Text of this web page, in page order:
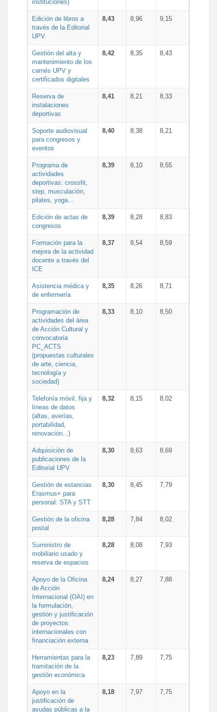
instituciones)
Edición de libros a
través de la Editorial
UPV
8,43 8,96 9,15
Gestión del alta y
mantenimiento de los
carnés UPV y
certificados digitales
8,42 8,35 8,43
Reserva de
instalaciones
deportivas
8,41 8,21 8,33
Soporte audiovisual
para congresos y
eventos
8,40 8,38 8,21
Programa de
actividades
deportivas: crossfit,
step, musculación,
pilates, yoga...
8,39 8,10 8,55
Edición de actas de
congresos
8,39 8,28 8,83
Formación para la
mejora de la actividad
docente a través del
ICE
8,37 8,54 8,59
Asistencia médica y
de enfermería
8,35 8,26 8,71
Programación de
actividades del área
de Acción Cultural y
convocatoria
PC_ACTS
(propuestas culturales
de arte, ciencia,
tecnología y
sociedad)
8,33 8,10 8,50
Telefonía móvil, fija y
líneas de datos
(altas, averías,
portabilidad,
renovación...)
8,32 8,15 8,02
Adquisición de
publicaciones de la
Editorial UPV
8,30 8,63 8,69
Gestión de estancias
Erasmus+ para
personal: STA y STT
8,30 8,45 7,79
Gestión de la oficina
postal
8,28 7,84 8,02
Suministro de
mobiliario usado y
reserva de espacios
8,28 8,08 7,93
Apoyo de la Oficina
de Acción
Internacional (OAI) en
la formulación,
gestión y justificación
de proyectos
internacionales con
financiación externa
8,24 8,27 7,88
Herramientas para la
tramitación de la
gestión económica
8,23 7,89 7,75
Apoyo en la
justificación de
ayudas públicas a la
8,18 7,97 7,75